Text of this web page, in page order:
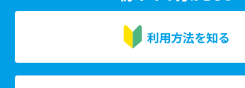
利用方法を知る